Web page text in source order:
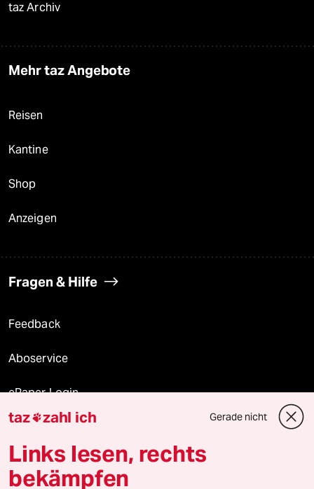
taz Archiv
Mehr taz Angebote
Reisen
Kantine
Shop
Anzeigen
Fragen & Hilfe
Feedback
Aboservice
ePaper Login
Downloads für Abonnierende
taz zahl ich Gerade nicht
Links lesen, rechts
bekämpfen